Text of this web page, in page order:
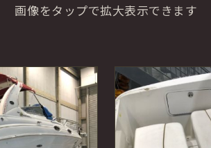
画像をタップで拡大表示できます